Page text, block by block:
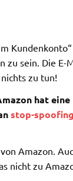
zu sein. Die E-
zu tun!
hat eine
stop-
Amazon.
nicht zu